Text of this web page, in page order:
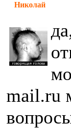
Николай
mail.ru